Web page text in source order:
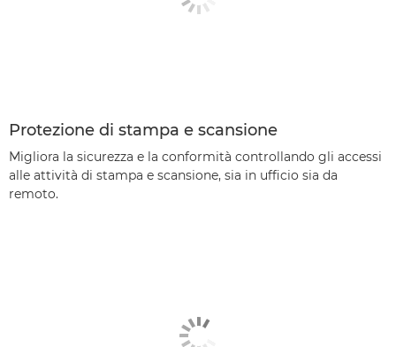
Protezione di stampa e scansione
Migliora la sicurezza e la conformità controllando gli accessi
alle attività di stampa e scansione, sia in ufficio sia da
remoto.